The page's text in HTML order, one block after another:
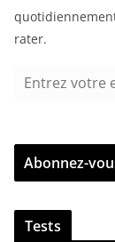
rater.
r
z
v
Abonnez-
Tests